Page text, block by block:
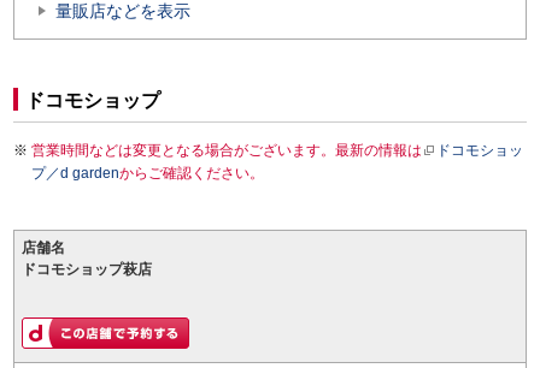
量販店などを表示
ドコモショップ
営業時間などは変更となる場合がございます。最新の情報は
ドコモショッ
プ／d gardenからご確認ください。
店舗名
ドコモショップ萩店